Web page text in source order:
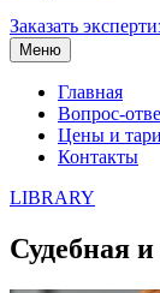
Заказать
Меню
Главная
Вопрос-
Цены и
Контакты
LIBRARY
Судебная